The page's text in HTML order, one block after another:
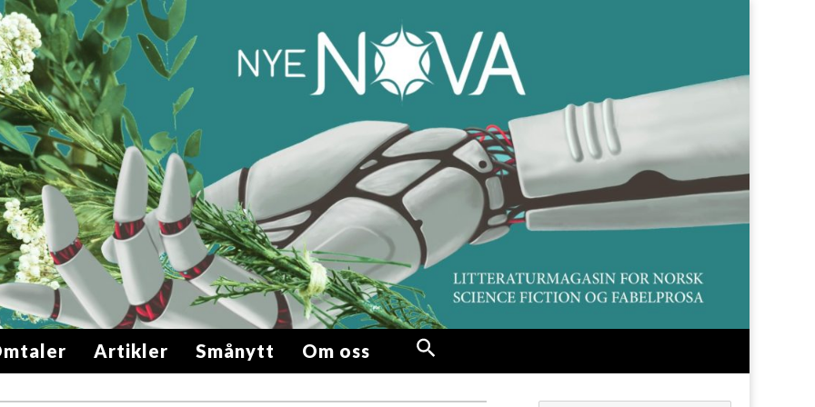
Artikler Smånytt Om oss